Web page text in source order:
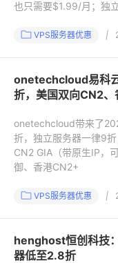
也只需要$1.99/月；独
VPS服务器优惠 |
onetechcloud易科
折，美国双向CN2
onetechcloud带来了
折，独立服务器一律9
CN2 GIA（带原生IP，
御、香港CN2+
VPS服务器优惠 |
henghost恒创科技
器低至2.8折